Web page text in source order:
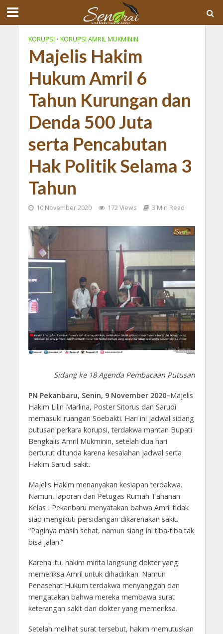
KORUPSI • KORUPSI AMRIL MUKMININ
Majelis Hakim
Hukum Amril 6
Tahun Kurungan dan
Denda 500 Juta
serta Pencabutan
Hak Politik Selama 3
Tahun
10 November 2020 172 Views 3 Min Read
Sidang ke 18 Agenda Pembacaan Putusan
PN Pekanbaru, Senin, 9 November 2020–Majelis
Hakim Lilin Marlina, Poster Sitorus dan Sarudi
memasuki ruangan Soebakti. Hari ini jadwal sidang
putusan perkara korupsi, terdakwa mantan Bupati
Bengkalis Amril Mukminin, setelah dua hari
berturut ditunda karena kesalahan jadwal serta
Hakim Sarudi sakit.
Majelis Hakim menanyakan kesiapan terdakwa.
Namun, laporan dari Petugas Rumah Tahanan
Kelas I Pekanbaru menyatakan bahwa Amril tidak
siap mengikuti persidangan dikarenakan sakit.
“Paginya masih sehat, namun siang ini tiba-tiba tak
bisa jalan.”
Karena itu, hakim minta langsung dokter yang
memeriksa Amril untuk dihadirkan. Namun
Penasehat Hukum terdakwa menyanggah dan
mengatakan bahwa mereka membawa surat
keterangan sakit dari dokter yang memeriksa.
Setelah melihat surat tersebut, hakim memutuskan